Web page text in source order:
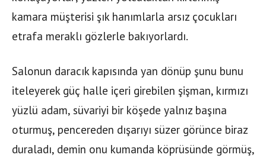
kamara müşterisi şık hanımlarla arsız çocukları
etrafa meraklı gözlerle bakıyorlardı.
Salonun daracık kapısında yan dönüp şunu bunu
iteleyerek güç halle içeri girebilen şişman, kırmızı
yüzlü adam, süvariyi bir köşede yalnız başına
oturmuş, pencereden dışarıyı süzer görünce biraz
duraladı, demin onu kumanda köprüsünde görmüş,